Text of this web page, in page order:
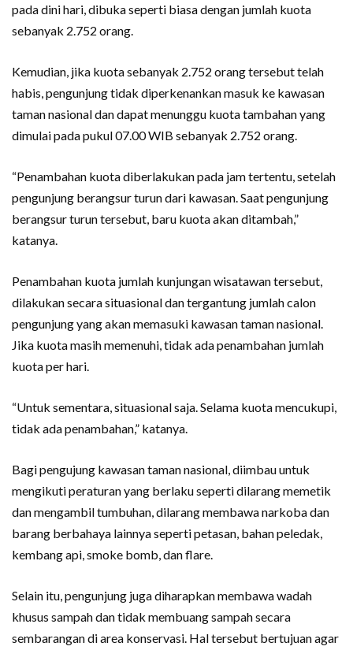
pada dini hari, dibuka seperti biasa dengan jumlah kuota
sebanyak 2.752 orang.
Kemudian, jika kuota sebanyak 2.752 orang tersebut telah
habis, pengunjung tidak diperkenankan masuk ke kawasan
taman nasional dan dapat menunggu kuota tambahan yang
dimulai pada pukul 07.00 WIB sebanyak 2.752 orang.
“Penambahan kuota diberlakukan pada jam tertentu, setelah
pengunjung berangsur turun dari kawasan. Saat pengunjung
berangsur turun tersebut, baru kuota akan ditambah,”
katanya.
Penambahan kuota jumlah kunjungan wisatawan tersebut,
dilakukan secara situasional dan tergantung jumlah calon
pengunjung yang akan memasuki kawasan taman nasional.
Jika kuota masih memenuhi, tidak ada penambahan jumlah
kuota per hari.
“Untuk sementara, situasional saja. Selama kuota mencukupi,
tidak ada penambahan,” katanya.
Bagi pengujung kawasan taman nasional, diimbau untuk
mengikuti peraturan yang berlaku seperti dilarang memetik
dan mengambil tumbuhan, dilarang membawa narkoba dan
barang berbahaya lainnya seperti petasan, bahan peledak,
kembang api, smoke bomb, dan flare.
Selain itu, pengunjung juga diharapkan membawa wadah
khusus sampah dan tidak membuang sampah secara
sembarangan di area konservasi. Hal tersebut bertujuan agar